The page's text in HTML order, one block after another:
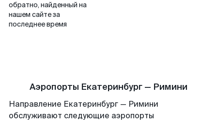
обратно, найденный на
нашем сайте за
последнее время
Аэропорты Екатеринбург — Римини
Направление Екатеринбург — Римини
обслуживают следующие аэропорты